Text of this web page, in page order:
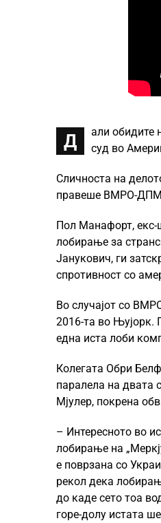
Д
али обидите
суд во
Сличноста на
правеше ВМРО-
Пол Манафорт, екс-
лобирање за
Јанукович, ги
спротивност со
Во случајот со
2016-та во Њујорк.
една иста лоби
Колегата Обри
паралела на двата
Мјулер, покрена
– Интересното во
лобирање на
е поврзана со
рекол дека
до каде сето тоа
горе-долу истата